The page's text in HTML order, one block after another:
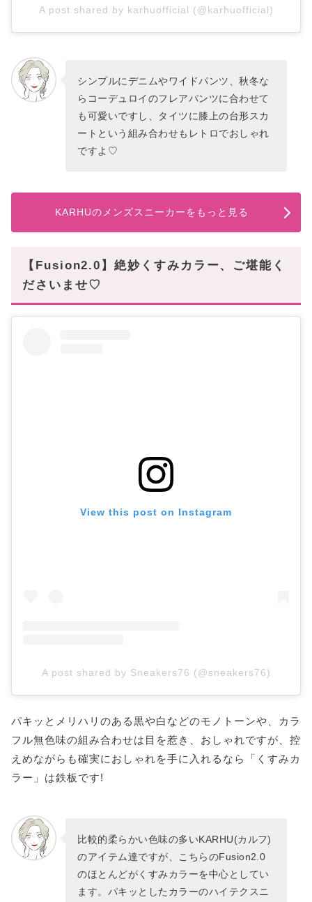
A post shared by karhuofficial (@karhuofficial)
シンプルにデニムやワイドパンツ、秋冬な
らコーデュロイのフレアパンツに合わせて
も可愛いですし、タイツに膝上の台形スカ
ートという組み合わせもレトロでおしゃれ
ですよ♡
KARHUのメンズスニーカーをもっと見る
【Fusion2.0】絶妙くすみカラー、ご堪能く
ださいませ♡
View this post on Instagram
A post shared by Sneakers76 (@sneakers76)
パキッとメリハリのある黒や白などのモノトーンや、カラ
フル無色味の組み合わせは目を惹き、おしゃれですが、控
えめながらも確実におしゃれを手に入れるなら「くすみカ
ラー」は鉄板です!
比較的柔らかい色味の多いKARHU(カルフ)
のアイテム達ですが、こちらのFusion2.0
のほとんどがくすみカラーを中心としてい
ます。パキッとしたカラーのハイテクスニ